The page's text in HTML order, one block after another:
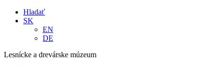
Hladať
SK
EN
DE
Lesnícke a drevárske múzeum